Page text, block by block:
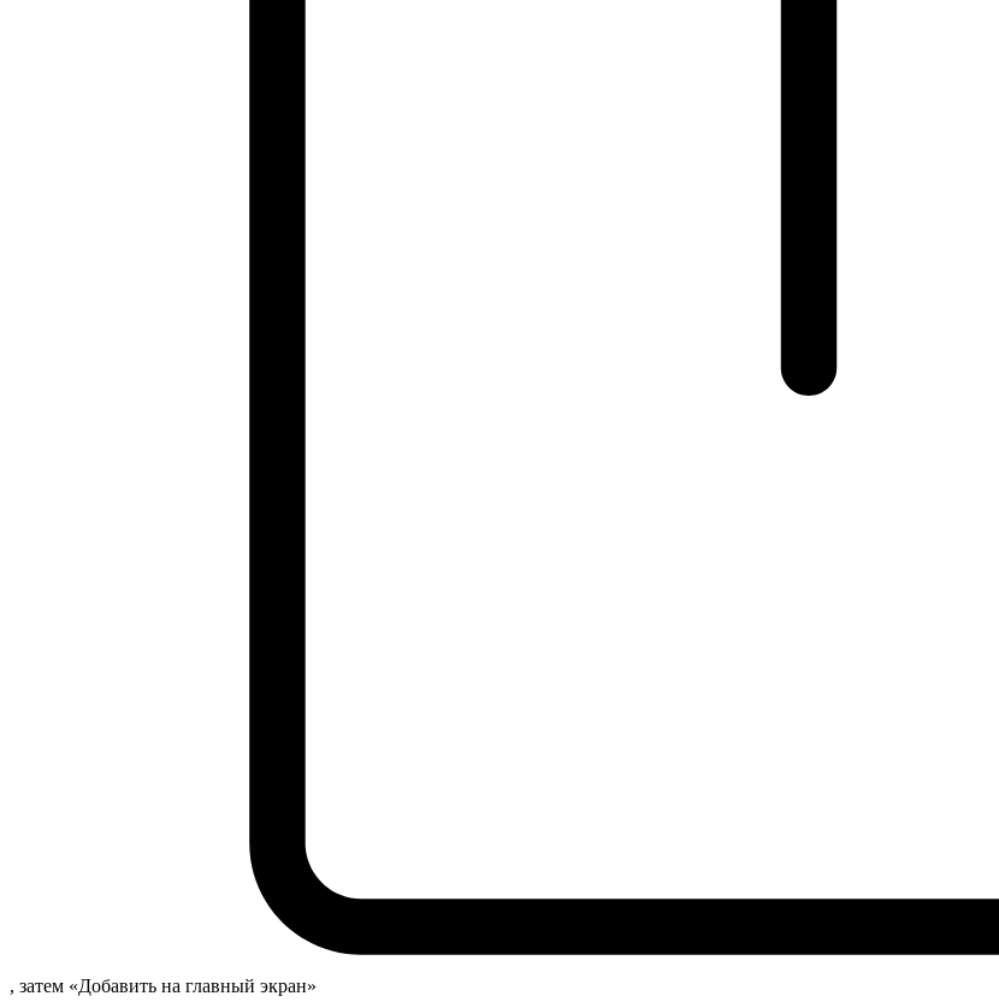
, затем «Добавить на главный экран»